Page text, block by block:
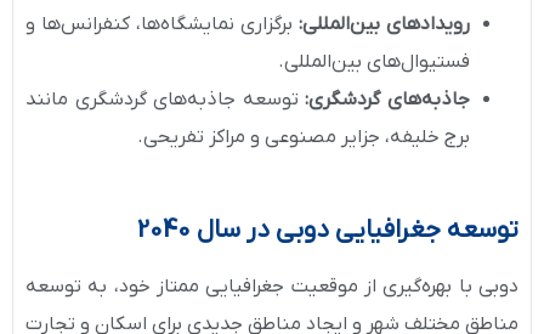
رویدادهای بین‌المللی:برگزاری نمایشگاه‌ها، کنفرانس‌ها و
فستیوال‌های بین‌المللی.
جاذبه‌های گردشگری:توسعه جاذبه‌های گردشگری مانند
برج خلیفه، جزایر مصنوعی و مراکز تفریحی.
توسعه جغرافیایی دوبی در سال 2040
دوبی با بهره‌گیری از موقعیت جغرافیایی ممتاز خود، به توسعه
مناطق مختلف شهر و ایجاد مناطق جدیدی برای اسکان و تجارت